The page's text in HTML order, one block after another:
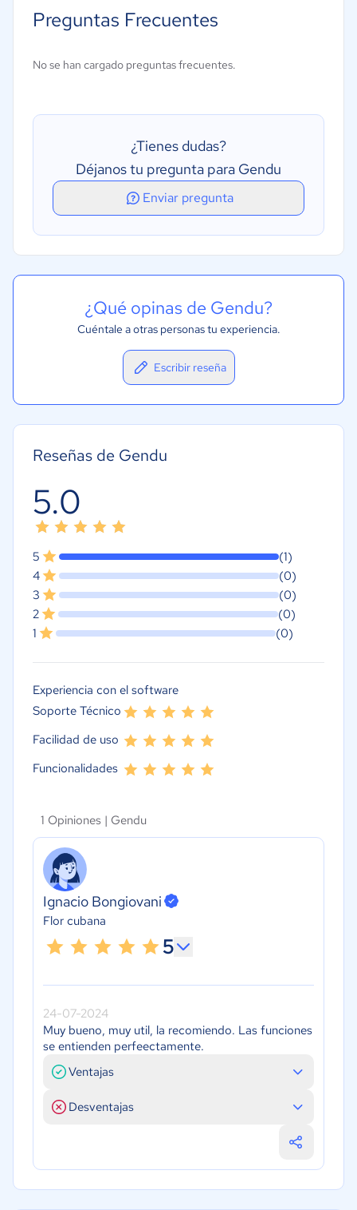
Reserva de actividades
Preguntas Frecuentes
No se han cargado preguntas frecuentes.
¿Tienes dudas?
Déjanos tu pregunta para Gendu
Enviar pregunta
¿Qué opinas de Gendu?
Cuéntale a otras personas tu experiencia.
Escribir reseña
Reseñas de Gendu
5.0
5
(1)
4
(0)
3
(0)
2
(0)
1
(0)
Experiencia con el software
Soporte Técnico
Facilidad de uso
Funcionalidades
1 Opiniones | Gendu
Ignacio Bongiovani
Flor cubana
5
24-07-2024
Muy bueno, muy util, la recomiendo. Las funciones
se entienden perfeectamente.
Ventajas
Desventajas